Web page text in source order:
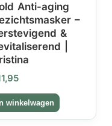
Anti-aging
–
&
|